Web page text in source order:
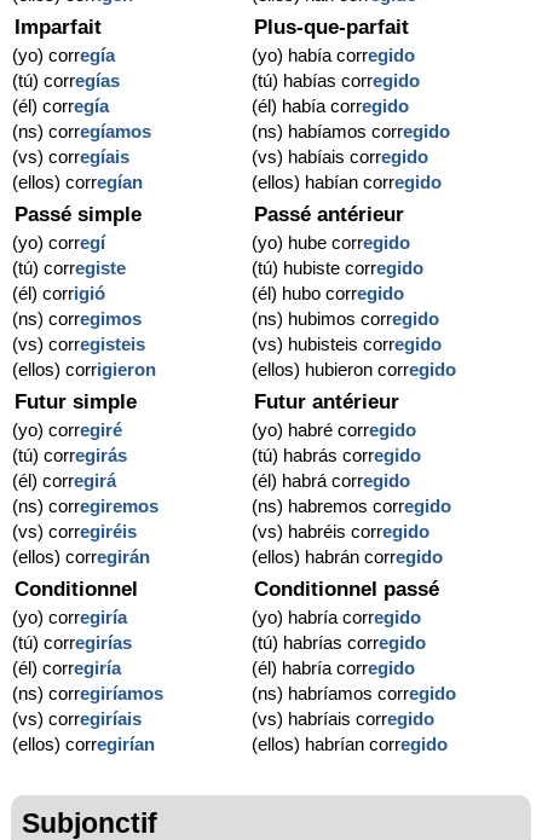
Imparfait
(yo) corregía
(tú) corregías
(él) corregía
(ns) corregíamos
(vs) corregíais
(ellos) corregían
Plus-que-parfait
(yo) había corregido
(tú) habías corregido
(él) había corregido
(ns) habíamos corregido
(vs) habíais corregido
(ellos) habían corregido
Passé simple
(yo) corregí
(tú) corregiste
(él) corrigió
(ns) corregimos
(vs) corregisteis
(ellos) corrigieron
Passé antérieur
(yo) hube corregido
(tú) hubiste corregido
(él) hubo corregido
(ns) hubimos corregido
(vs) hubisteis corregido
(ellos) hubieron corregido
Futur simple
(yo) corregiré
(tú) corregirás
(él) corregirá
(ns) corregiremos
(vs) corregiréis
(ellos) corregirán
Futur antérieur
(yo) habré corregido
(tú) habrás corregido
(él) habrá corregido
(ns) habremos corregido
(vs) habréis corregido
(ellos) habrán corregido
Conditionnel
(yo) corregiría
(tú) corregirías
(él) corregiría
(ns) corregiríamos
(vs) corregiríais
(ellos) corregirían
Conditionnel passé
(yo) habría corregido
(tú) habrías corregido
(él) habría corregido
(ns) habríamos corregido
(vs) habríais corregido
(ellos) habrían corregido
Subjonctif